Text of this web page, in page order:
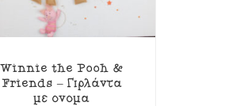
Winnie the Pooh &
Friends – Γιρλάντα
με όνομα